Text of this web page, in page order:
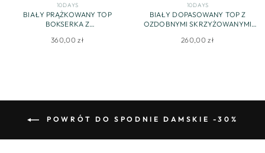
10DAYS
BIAŁY PRĄŻKOWANY TOP
BOKSERKA Z
360,00 zł
10DAYS
BIAŁY DOPASOWANY TOP Z
OZDOBNYMI SKRZYŻOWANYMI
CYRKONIAMI
260,00 zł
POWRÓT DO SPODNIE DAMSKIE -30%